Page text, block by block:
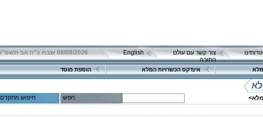
צור קשר עם עולם
התורה
English 08/08/2026 שבת כ"ה אב תשפ"ו
אינדקס הכשרויות המלא הוספת מוסד
חפש
חיפוש מתקדם